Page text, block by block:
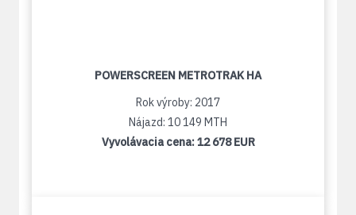
POWERSCREEN METROTRAK HA
Rok výroby: 2017
Nájazd: 10 149 MTH
Vyvolávacia cena:12 678 EUR